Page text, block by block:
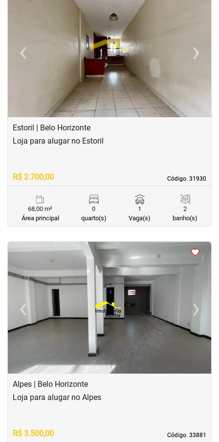
‹Previous ›Next
Estoril | Belo Horizonte
Código. 31930
Código. 31930
Loja para alugar no Estoril
R$ 2.700,00
68,00 m²
Área principal
0
quarto(s)
1
Vaga(s)
2
banho(s)
‹
Previous ›Next
Alpes | Belo Horizonte
Código. 33881
Código. 33881
Loja para alugar no Alpes
R$ 3.500,00